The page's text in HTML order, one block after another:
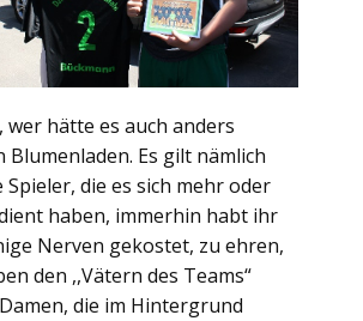
wer hätte es auch anders
Blumenladen. Es gilt nämlich
die es sich mehr oder
haben, immerhin habt ihr
Nerven gekostet, zu ehren,
den ,,Vätern des Teams“
die im Hintergrund